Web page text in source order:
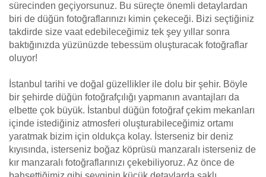
sürecinden geçiyorsunuz. Bu süreçte önemli detaylardan
biri de düğün fotoğraflarınızı kimin çekeceği. Bizi seçtiğiniz
takdirde size vaat edebileceğimiz tek şey yıllar sonra
baktığınızda yüzünüzde tebessüm oluşturacak fotoğraflar
oluyor!
İstanbul tarihi ve doğal güzellikler ile dolu bir şehir. Böyle
bir şehirde düğün fotoğrafçılığı yapmanın avantajları da
elbette çok büyük. İstanbul düğün fotoğraf çekim mekanları
içinde istediğiniz atmosferi oluşturabileceğimiz ortamı
yaratmak bizim için oldukça kolay. İsterseniz bir deniz
kıyısında, isterseniz boğaz köprüsü manzaralı isterseniz de
kır manzaralı fotoğraflarınızı çekebiliyoruz. Az önce de